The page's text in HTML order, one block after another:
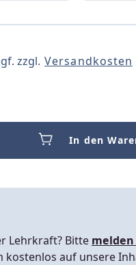
zzgl. Versandkosten
In den
Lehrkraft? Bitte melden
kostenlos auf unsere